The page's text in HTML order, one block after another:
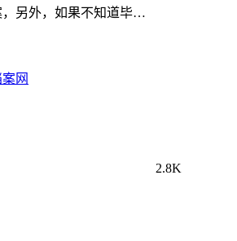
，另外，如果不知道毕…
网
2.8K